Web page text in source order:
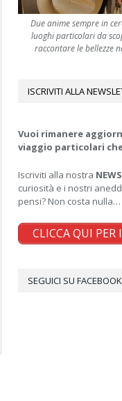
Due anime sempre in
luoghi particolari da
raccontare le bellezze
ISCRIVITI ALLA
Vuoi rimanere
viaggio particolari
Iscriviti alla nostra
curiosità e i nostri
pensi? Non costa
CLICCA QUI PER
SEGUICI SU FACEBOOK